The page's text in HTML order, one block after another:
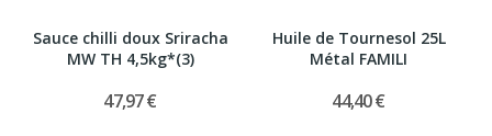
Sauce chilli doux Sriracha
MW TH 4,5kg*(3)
47,97 €
Huile de Tournesol 25L
Métal FAMILI
44,40 €